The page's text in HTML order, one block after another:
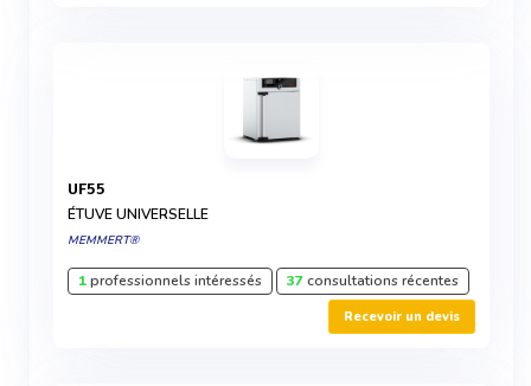
UF55
ÉTUVE UNIVERSELLE
MEMMERT®
1professionnels intéressés 37consultations récentes
Recevoir un devis